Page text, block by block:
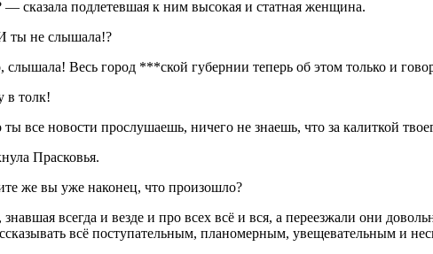
сказала подлетевшая к ним высокая и статная женщина.
ты не слышала!?
Весь город ***ской губернии теперь об этом только и
в толк!
все новости прослушаешь, ничего не знаешь, что за калиткой
Прасковья.
же вы уже наконец, что произошло?
всегда и везде и про всех всё и вся, а переезжали они
всё поступательным, планомерным, увещевательным и